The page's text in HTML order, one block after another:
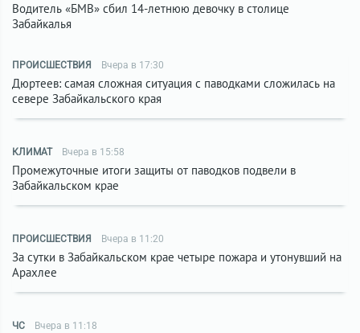
Водитель «БМВ» сбил 14-летнюю девочку в столице
Забайкалья
ПРОИСШЕСТВИЯ Вчера в 17:30
Дюртеев: самая сложная ситуация с паводками сложилась на
севере Забайкальского края
КЛИМАТ Вчера в 15:58
Промежуточные итоги защиты от паводков подвели в
Забайкальском крае
ПРОИСШЕСТВИЯ Вчера в 11:20
За сутки в Забайкальском крае четыре пожара и утонувший на
Арахлее
ЧС Вчера в 11:18